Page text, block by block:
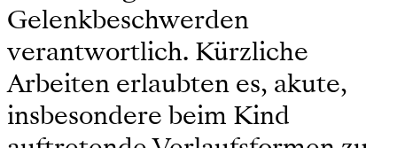
Gelenkbeschwerden
verantwortlich. Kürzliche
Arbeiten erlaubten es, akute,
insbesondere beim Kind